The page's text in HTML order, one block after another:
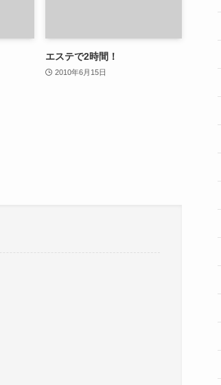
エステで2時間！
2010年6月15日